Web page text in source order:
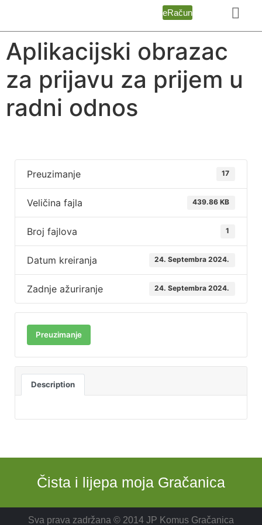
eRačun
Aplikacijski obrazac
za prijavu za prijem u
radni odnos
Preuzimanje 17
Veličina fajla 439.86 KB
Broj fajlova 1
Datum kreiranja 24. Septembra 2024.
Zadnje ažuriranje 24. Septembra 2024.
Preuzimanje
Description
Čista i lijepa moja Gračanica
Sva prava zadržana © 2014 JP Komus Gračanica